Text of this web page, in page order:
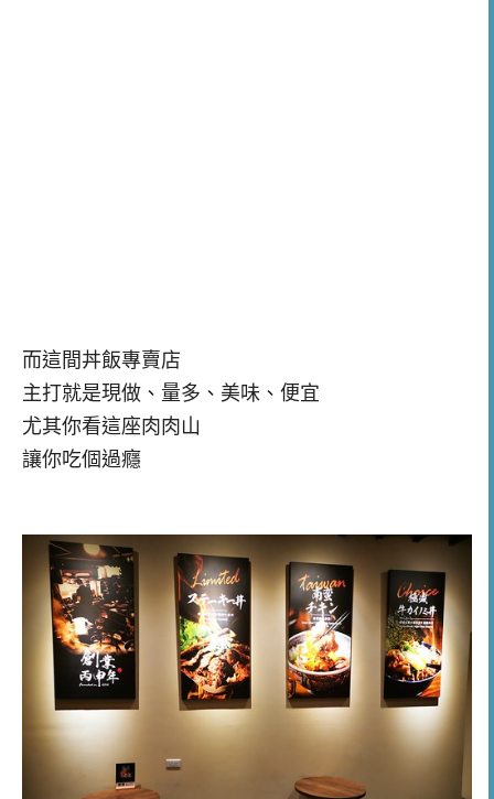
而這間丼飯專賣店
主打就是現做、量多、美味、便宜
尤其你看這座肉肉山
讓你吃個過癮